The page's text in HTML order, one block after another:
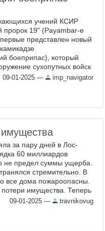
учений КСИР
пророк 19" (Payambar-e
представлен новый
боеприпас), который
сухопутных войск
"Резван" (Rezvan).
дрон-камикадзе
09-01-2025 — imp_navigator
за пару дней в Лос-
60 миллиардов
не предел суммы ущерба.
стремительно. В
все дома пожароопасны.
имущества. Теперь
там сгорело
09-01-2025 — travnikovug